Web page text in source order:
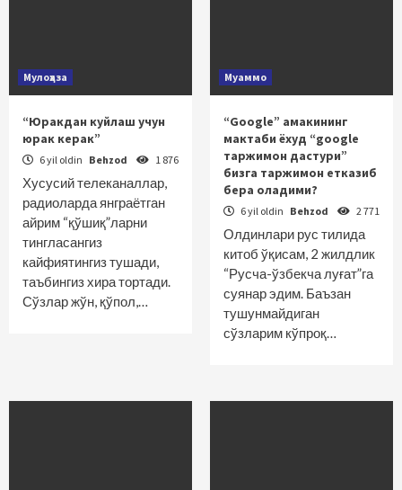
Мулоҳаза
“Юракдан куйлаш учун
юрак керак”
6 yil oldin Behzod 1 876
Хусусий телеканаллар,
радиоларда янграётган
айрим “қўшиқ”ларни
тингласангиз
кайфиятингиз тушади,
таъбингиз хира тортади.
Сўзлар жўн, қўпол,…
Муаммо
“Google” амакининг
мактаби ёхуд “google
таржимон дастури”
бизга таржимон етказиб
бера оладими?
6 yil oldin Behzod 2 771
Олдинлари рус тилида
китоб ўқисам, 2 жилдлик
“Русча-ўзбекча луғат”га
суянар эдим. Баъзан
тушунмайдиган
сўзларим кўпроқ…